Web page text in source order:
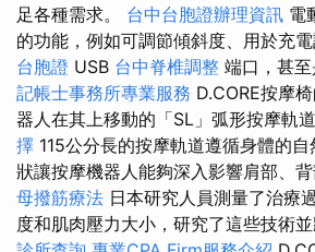
足各種需求。 台中台胞證辦理資訊 電
的功能，例如可調節傾斜度、用於充
台胞證 USB 台中脊椎調整 端口，甚至
記帳士事務所專業服務 D.CORE按摩
器人在其上移動的「SL」弧形按摩軌道
擇 115公分長的按摩軌道遵循身體的
狀讓按摩機器人能夠深入影響肩部、
母撥筋療法 日本研究人員測量了治療
度和肌肉壓力大小，研究了這些技術